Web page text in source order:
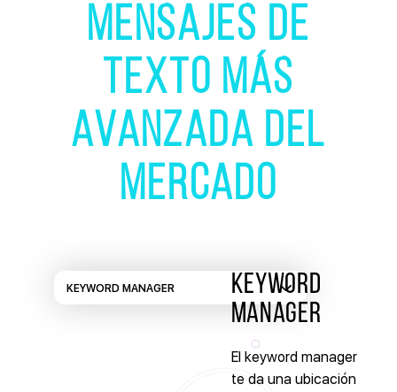
MENSAJES DE
TEXTO MÁS
AVANZADA DEL
MERCADO
KEYWORD
MANAGER
El keyword manager
te da una ubicación